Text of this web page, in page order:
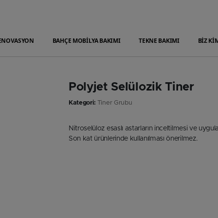
BAHÇE MOBİLYA BAKIMI TEKNE BAKIMI BİZ
Polyjet Selülozik Tiner
Kategori: Tiner Grubu
Nitroselüloz esaslı astarların inceltilmesi ve
Son kat ürünlerinde kullanılması önerilmez.